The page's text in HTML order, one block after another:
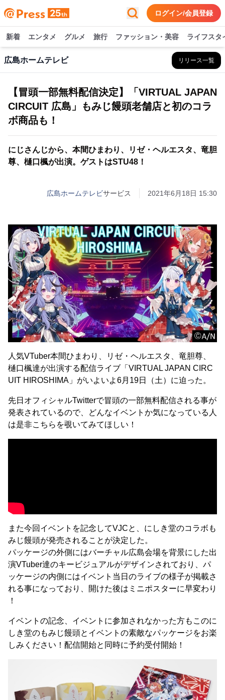
ログイン/会員登録
新着 エンタメ グルメ 旅行 ファッション・美容 ライフスタ
広島ホームテレビ リリース一覧
【冒頭一部無料配信決定】「VIRTUAL JAPAN
CIRCUIT 広島」もみじ饅頭老舗店と初のコラ
ボ商品も！
にじさんじから、本間ひまわり、リゼ・ヘルエスタ、竜胆
尊、樋口楓が出演。ゲストはSTU48！
広島ホームテレビサービス 2021年6月18日 15:30
人気VTuber本間ひまわり、リゼ・ヘルエスタ、竜胆尊、
樋口楓達が出演する配信ライブ「VIRTUAL JAPAN CIRC
UIT HIROSHIMA」がいよいよ6月19日（土）に迫った。
先日オフィシャルTwitterで冒頭の一部無料配信される事が
発表されているので、どんなイベントか気になっている人
は是非こちらを覗いてみてほしい！
また今回イベントを記念してVJCと、にしき堂のコラボも
みじ饅頭が発売されることが決定した。
パッケージの外側にはバーチャル広島会場を背景にした出
演VTuber達のキービジュアルがデザインされており、パ
ッケージの内側にはイベント当日のライブの様子が掲載さ
れる事になっており、開けた後はミニポスターに早変わり
！
イベントの記念、イベントに参加されなかった方もこのに
しき堂のもみじ饅頭とイベントの素敵なパッケージをお楽
しみください！配信開始と同時に予約受付開始！